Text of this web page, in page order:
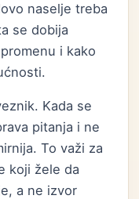
naselje treba
se dobija
i kako
Kada se
pitanja i ne
To važi za
koji žele da
a ne izvor